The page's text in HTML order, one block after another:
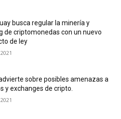
busca regular la minería y
de criptomonedas con un nuevo
de ley
advierte sobre posibles amenazas a
y exchanges de cripto.